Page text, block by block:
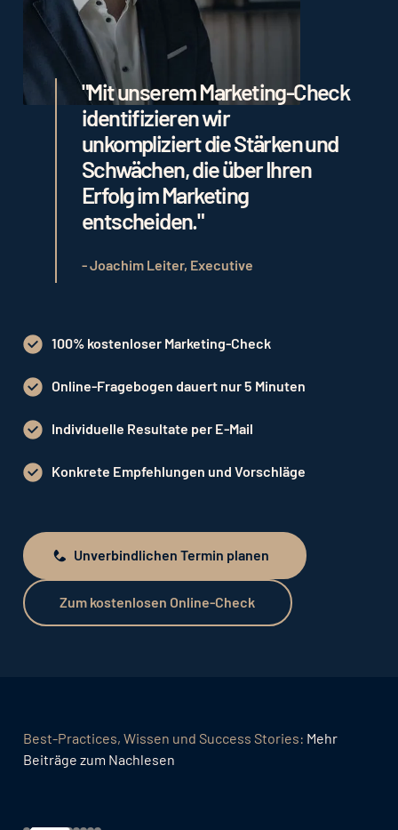
"Mit unserem Marketing-Check
identifizieren wir
unkompliziert die Stärken und
Schwächen, die über Ihren
Erfolg im Marketing
entscheiden."
- Joachim Leiter, Executive
100% kostenloser Marketing-Check
Online-Fragebogen dauert nur 5 Minuten
Individuelle Resultate per E-Mail
Konkrete Empfehlungen und Vorschläge
Unverbindlichen Termin planen
Unverbindlichen Termin planen
Zum kostenlosen Online-Check
Zum kostenlosen Online-Check
Best-Practices, Wissen und Success Stories: Mehr
Beiträge zum Nachlesen